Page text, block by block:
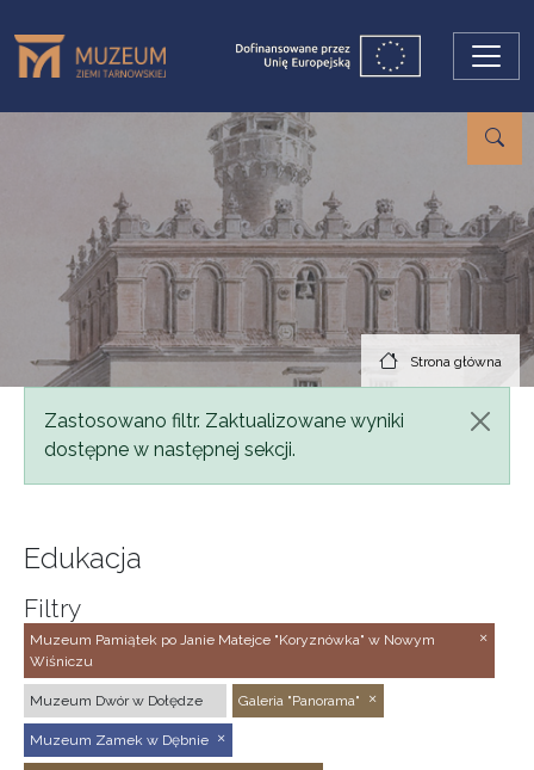
Strona główna
Komunikat
Zastosowano filtr. Zaktualizowane wyniki
dostępne w następnej sekcji.
Edukacja
Filtry
Muzeum Pamiątek po Janie Matejce "Koryznówka" w Nowym
Wiśniczu
Muzeum Dwór w Dołędze Galeria "Panorama"
Muzeum Zamek w Dębnie